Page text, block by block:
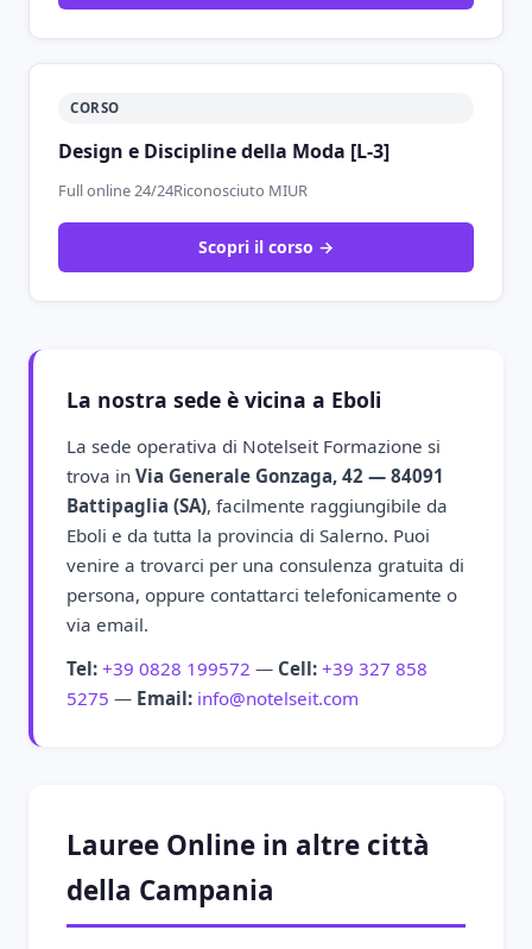
CORSO
Design e Discipline della Moda [L-3]
Full online 24/24Riconosciuto MIUR
Scopri il corso →
La nostra sede è vicina a Eboli
La sede operativa di Notelseit Formazione si
trova in Via Generale Gonzaga, 42 — 84091
Battipaglia (SA), facilmente raggiungibile da
Eboli e da tutta la provincia di Salerno. Puoi
venire a trovarci per una consulenza gratuita di
persona, oppure contattarci telefonicamente o
via email.
Tel: +39 0828 199572 — Cell: +39 327 858
5275 — Email: info@notelseit.com
Lauree Online in altre città
della Campania